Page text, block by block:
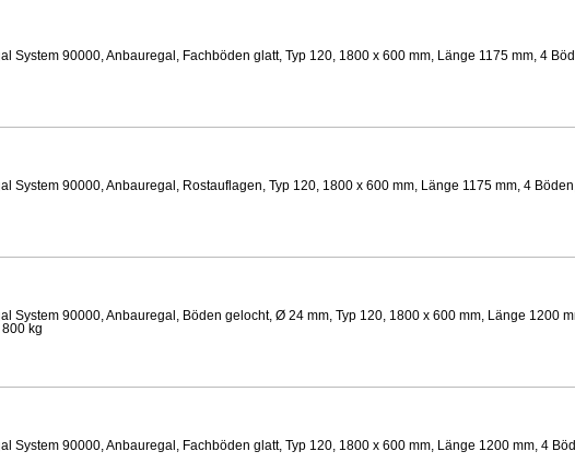
System 90000, Anbauregal, Fachböden glatt, Typ 120, 1800 x 600 mm, Länge 1175 mm, 4
System 90000, Anbauregal, Rostauflagen, Typ 120, 1800 x 600 mm, Länge 1175 mm, 4
System 90000, Anbauregal, Böden gelocht, Ø 24 mm, Typ 120, 1800 x 600 mm, Länge 1200
kg
System 90000, Anbauregal, Fachböden glatt, Typ 120, 1800 x 600 mm, Länge 1200 mm, 4